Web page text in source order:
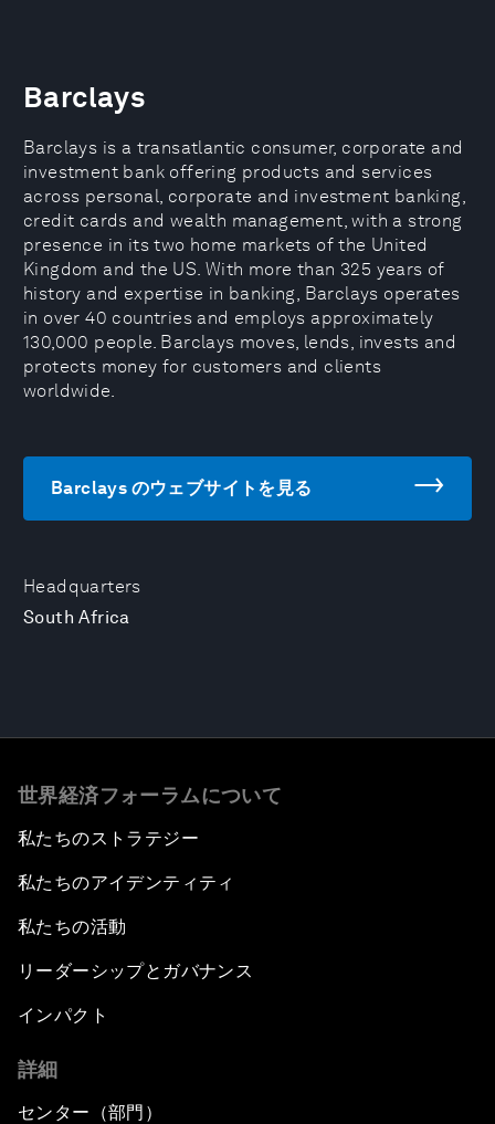
Headquarters
South Africa
Barclays
Barclays is a transatlantic consumer, corporate and
investment bank offering products and services
across personal, corporate and investment banking,
credit cards and wealth management, with a strong
presence in its two home markets of the United
Kingdom and the US. With more than 325 years of
history and expertise in banking, Barclays operates
in over 40 countries and employs approximately
130,000 people. Barclays moves, lends, invests and
protects money for customers and clients
worldwide.
Barclays のウェブサイトを見る
世界経済フォーラムについて
私たちのストラテジー
私たちのアイデンティティ
私たちの活動
リーダーシップとガバナンス
インパクト
詳細
センター（部門）